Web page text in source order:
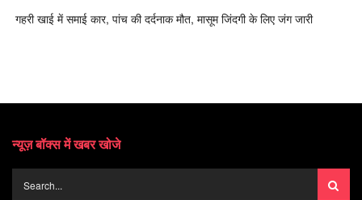
गहरी खाई में समाई कार, पांच की दर्दनाक मौत, मासूम जिंदगी के लिए जंग जारी
न्यूज़ बॉक्स में खबर खोजे